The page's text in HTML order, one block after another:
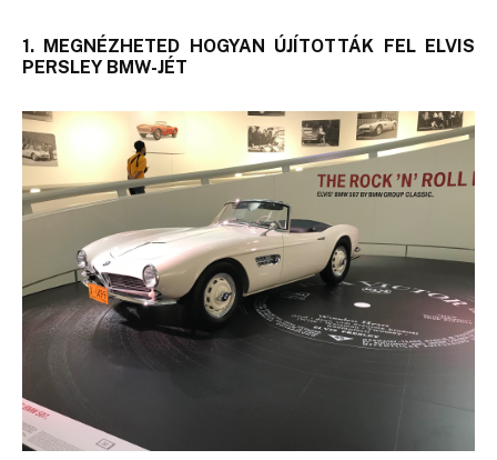
1. MEGNÉZHETED HOGYAN ÚJÍTOTTÁK FEL ELVIS
PERSLEY BMW-JÉT